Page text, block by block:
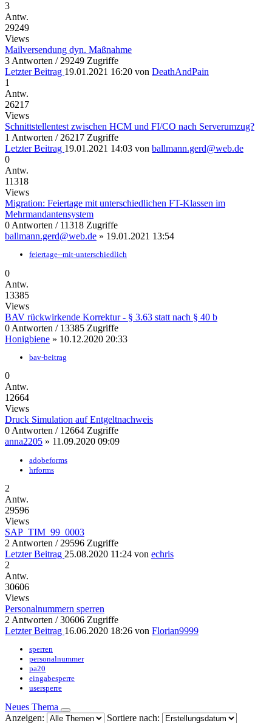
3
Antw.
29249
Views
Mailversendung dyn. Maßnahme
3 Antworten / 29249 Zugriffe
Letzter Beitrag 19.01.2021 16:20 von DeathAndPain
1
Antw.
26217
Views
Schnittstellentest zwischen HCM und FI/CO nach Serverumzug?
1 Antworten / 26217 Zugriffe
Letzter Beitrag 19.01.2021 14:03 von ballmann.gerd@web.de
0
Antw.
11318
Views
Migration: Feiertage mit unterschiedlichen FT-Klassen im
Mehrmandantensystem
0 Antworten / 11318 Zugriffe
ballmann.gerd@web.de » 19.01.2021 13:54
feiertage--mit-unterschiedlich
0
Antw.
13385
Views
BAV rückwirkende Korrektur - § 3.63 statt nach § 40 b
0 Antworten / 13385 Zugriffe
Honigbiene » 10.12.2020 20:33
bav-beitrag
0
Antw.
12664
Views
Druck Simulation auf Entgeltnachweis
0 Antworten / 12664 Zugriffe
anna2205 » 11.09.2020 09:09
adobeforms
hrforms
2
Antw.
29596
Views
SAP_TIM_99_0003
2 Antworten / 29596 Zugriffe
Letzter Beitrag 25.08.2020 11:24 von echris
2
Antw.
30606
Views
Personalnummern sperren
2 Antworten / 30606 Zugriffe
Letzter Beitrag 16.06.2020 18:26 von Florian9999
sperren
personalnummer
pa20
eingabesperre
usersperre
Neues Thema
Anzeigen:
Sortiere nach: